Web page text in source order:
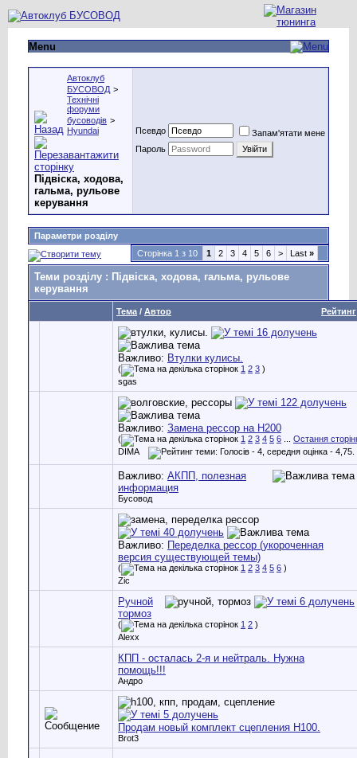
Menu
Автоклуб
БУСОВОД >
Технічні
форуми
бусоводів >
Hyundai
Підвіска, ходова,
гальма, рульове
керування
Псевдо
Запам'ятати мене
Пароль
Параметри розділу
Сторінка 1 з 10
1 2 3 4 5 6 > Last »
Теми розділу : Підвіска, ходова, гальма, рульове
керування
Рейтинг
Тема / Автор
Важливо: Втулки кулисы.
( 1 2 3 )
sgas
Важливо: Замена рессор на H200
( 1 2 3 4 5 6
Остання
DIMA
Важливо: АКПП, полезная
информация
Бусовод
Важливо: Переделка рессор (укороченная
версия существующей темы)
( 1 2 3 4 5 6 )
Zic
Ручной
тормоз
( 1 2 )
Alexx
КПП - осталась 2-я и нейтраль. Нужна
помощь!!!
Андро
Продам новый комплект сцепления Н100.
Brot3